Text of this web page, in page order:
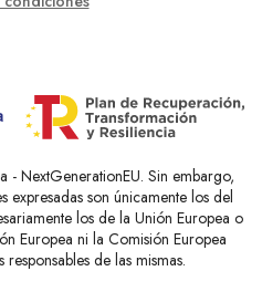
- NextGenerationEU. Sin embargo,
expresadas son únicamente los del
los de la Unión Europea o
Europea ni la Comisión Europea
de las mismas.